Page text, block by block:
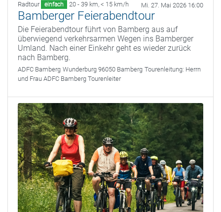
Radtour einfach 20 - 39 km, < 15 km/h Mi. 27. Mai 2026 16:00
Bamberger Feierabendtour
Die Feierabendtour führt von Bamberg aus auf
überwiegend verkehrsarmen Wegen ins Bamberger
Umland. Nach einer Einkehr geht es wieder zurück
nach Bamberg.
ADFC Bamberg Wunderburg 96050 Bamberg Tourenleitung: Herrn
und Frau ADFC Bamberg Tourenleiter